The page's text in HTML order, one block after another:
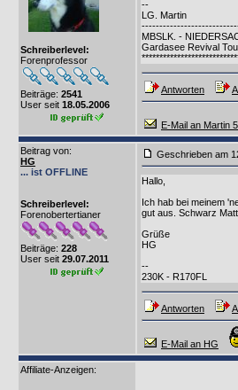
Schreiberlevel:
Forenprofessor
Beiträge: 2541
User seit 18.05.2006
--
LG. Martin
MBSLK. -
Gardasee Revival
Antworten
E-Mail an Martin
Beitrag von:
HG
... ist OFFLINE
Schreiberlevel:
Forenobertertianer
Beiträge: 228
User seit 29.07.2011
Geschrieben am
Hallo,
Ich hab bei meinem
gut aus. Schwarz
Grüße
HG
--
230K - R170FL
Antworten
E-Mail an HG
Affiliate-Anzeigen: